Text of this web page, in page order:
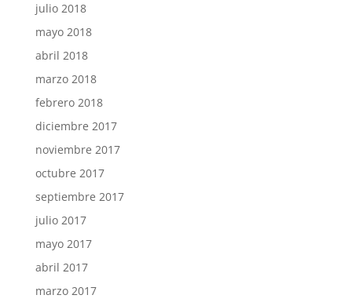
julio 2018
mayo 2018
abril 2018
marzo 2018
febrero 2018
diciembre 2017
noviembre 2017
octubre 2017
septiembre 2017
julio 2017
mayo 2017
abril 2017
marzo 2017